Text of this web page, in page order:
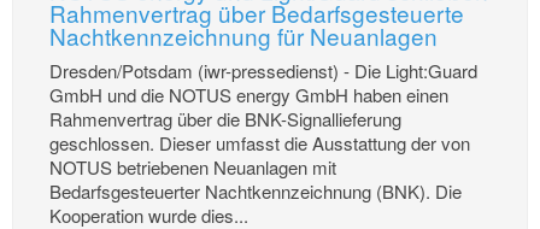
Rahmenvertrag über Bedarfsgesteuerte
Nachtkennzeichnung für Neuanlagen
Dresden/Potsdam (iwr-pressedienst) - Die Light:Guard
GmbH und die NOTUS energy GmbH haben einen
Rahmenvertrag über die BNK-Signallieferung
geschlossen. Dieser umfasst die Ausstattung der von
NOTUS betriebenen Neuanlagen mit
Bedarfsgesteuerter Nachtkennzeichnung (BNK). Die
Kooperation wurde dies...